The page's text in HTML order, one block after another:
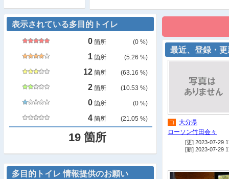
最近、登録・
コ
大分県
ローソン竹田会々
[更] 2023-07-29
[新] 2023-07-29
表示されている多目的トイレ
0 箇所 (0 %)
1 箇所 (5.26 %)
12 箇所 (63.16 %)
2 箇所 (10.53 %)
0 箇所 (0 %)
4 箇所 (21.05 %)
19 箇所
多目的トイレ 情報提供のお願い